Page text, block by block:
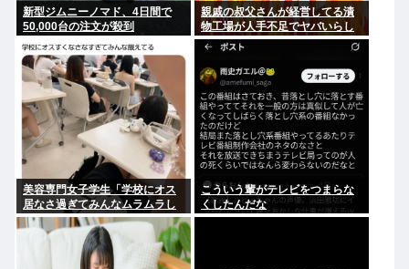
新型ジムニーノマド、4日間で
50,000台の注文が殺到
親戚の叔父さんが経営してる漬
物工場が人手不足でヤバいらし
い
美容専門女子学生「学校にオス
居なさ過ぎてみんなムラムラし
てる 」
こういう輩がテレビをつまらな
くしたんだな